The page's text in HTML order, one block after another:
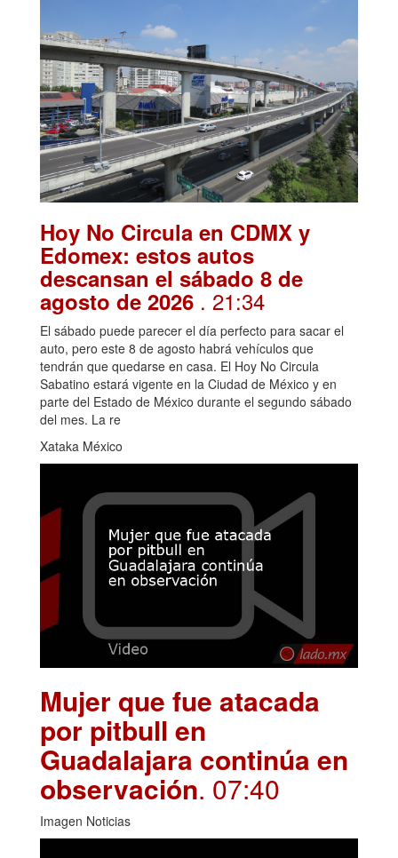
Hoy No Circula en CDMX y
Edomex: estos autos
descansan el sábado 8 de
agosto de 2026 . 21:34
El sábado puede parecer el día perfecto para sacar el
auto, pero este 8 de agosto habrá vehículos que
tendrán que quedarse en casa. El Hoy No Circula
Sabatino estará vigente en la Ciudad de México y en
parte del Estado de México durante el segundo sábado
del mes. La re
Xataka México
Mujer que fue atacada
por pitbull en
Guadalajara continúa en
observación. 07:40
Imagen Noticias